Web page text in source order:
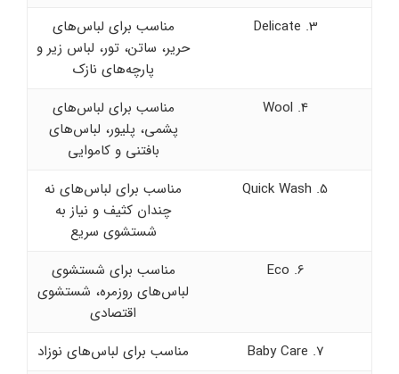
3. Delicate
مناسب برای لباس‌های
حریر، ساتن، تور، لباس زیر و
پارچه‌های نازک
4. Wool
مناسب برای لباس‌های
پشمی، پلیور، لباس‌های
بافتنی و کاموایی
5. Quick Wash
مناسب برای لباس‌های نه
چندان کثیف و نیاز به
شستشوی سریع
6. Eco
مناسب برای شستشوی
لباس‌های روزمره، شستشوی
اقتصادی
7. Baby Care
مناسب برای لباس‌های نوزاد